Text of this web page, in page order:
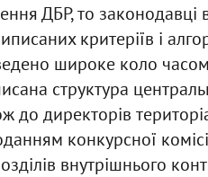
ДБР, то законодавці
критеріїв і
широке коло
структура
до директорів
конкурсної
внутрішнього